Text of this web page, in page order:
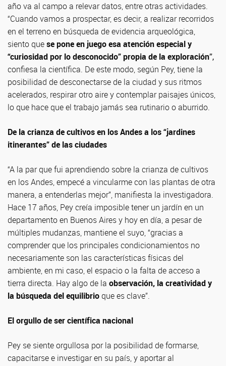
año va al campo a relevar datos, entre otras actividades.
“Cuando vamos a prospectar, es decir, a realizar recorridos
en el terreno en búsqueda de evidencia arqueológica,
siento quese pone en juego esa atención especial y
“curiosidad por lo desconocido” propia de la exploración”,
confiesa la científica. De este modo, según Pey, tiene la
posibilidad de desconectarse de la ciudad y sus ritmos
acelerados, respirar otro aire y contemplar paisajes únicos,
lo que hace que el trabajo jamás sea rutinario o aburrido.
De la crianza de cultivos en los Andes a los “jardines
itinerantes” de las ciudades
“A la par que fui aprendiendo sobre la crianza de cultivos
en los Andes, empecé a vincularme con las plantas de otra
manera, a entenderlas mejor”, manifiesta la investigadora.
Hace 17 años, Pey creía imposible tener un jardín en un
departamento en Buenos Aires y hoy en día, a pesar de
múltiples mudanzas, mantiene el suyo, “gracias a
comprender que los principales condicionamientos no
necesariamente son las características físicas del
ambiente, en mi caso, el espacio o la falta de acceso a
tierra directa. Hay algo de la observación, la creatividad y
la búsqueda del equilibrioque es clave”.
El orgullo de ser científica nacional
Pey se siente orgullosa por la posibilidad de formarse,
capacitarse e investigar en su país, y aportar al